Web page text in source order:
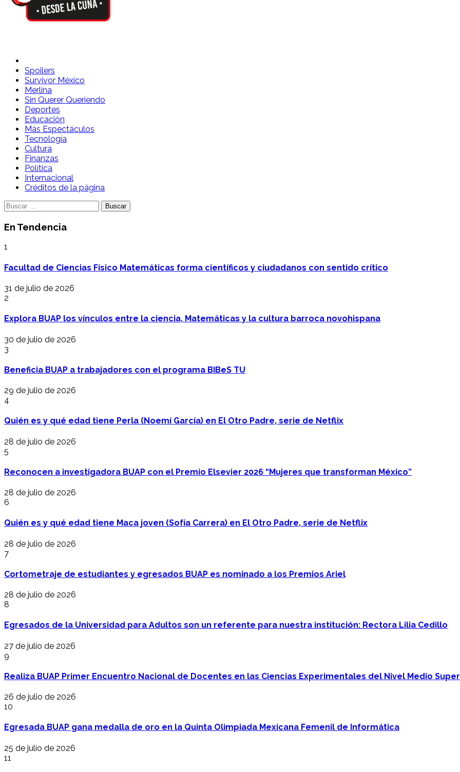
Spoilers Desde la Cuna
Sitio con información sobre series, película, reality shows y telenovelas
Spoilers
Survivor México
Merlina
Sin Querer Queriendo
Deportes
Educación
Más Espectáculos
Tecnología
Cultura
Finanzas
Política
Internacional
Créditos de la página
Buscar:
En Tendencia
1
Facultad de Ciencias Físico Matemáticas forma científicos y ciudadanos con sentido crítico
31 de julio de 2026
2
Explora BUAP los vínculos entre la ciencia, Matemáticas y la cultura barroca novohispana
30 de julio de 2026
3
Beneficia BUAP a trabajadores con el programa BIBeS TU
29 de julio de 2026
4
Quién es y qué edad tiene Perla (Noemí García) en El Otro Padre, serie de Netflix
28 de julio de 2026
5
Reconocen a investigadora BUAP con el Premio Elsevier 2026 “Mujeres que transforman México”
28 de julio de 2026
6
Quién es y qué edad tiene Maca joven (Sofía Carrera) en El Otro Padre, serie de Netflix
28 de julio de 2026
7
Cortometraje de estudiantes y egresados BUAP es nominado a los Premios Ariel
28 de julio de 2026
8
Egresados de la Universidad para Adultos son un referente para nuestra institución: Rectora Lilia Cedillo
27 de julio de 2026
9
Realiza BUAP Primer Encuentro Nacional de Docentes en las Ciencias Experimentales del Nivel Medio
26 de julio de 2026
10
Egresada BUAP gana medalla de oro en la Quinta Olimpiada Mexicana Femenil de Informática
25 de julio de 2026
11